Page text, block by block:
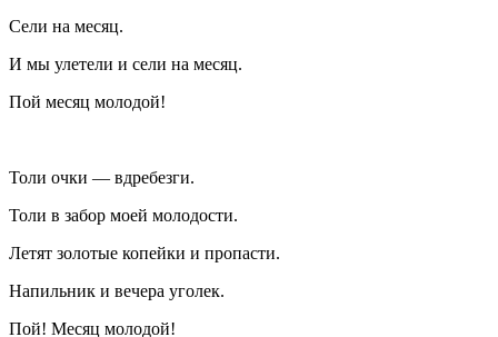
Сели на месяц.
И мы улетели и сели на месяц.
Пой месяц молодой!
Толи очки — вдребезги.
Толи в забор моей молодости.
Летят золотые копейки и пропасти.
Напильник и вечера уголек.
Пой! Месяц молодой!